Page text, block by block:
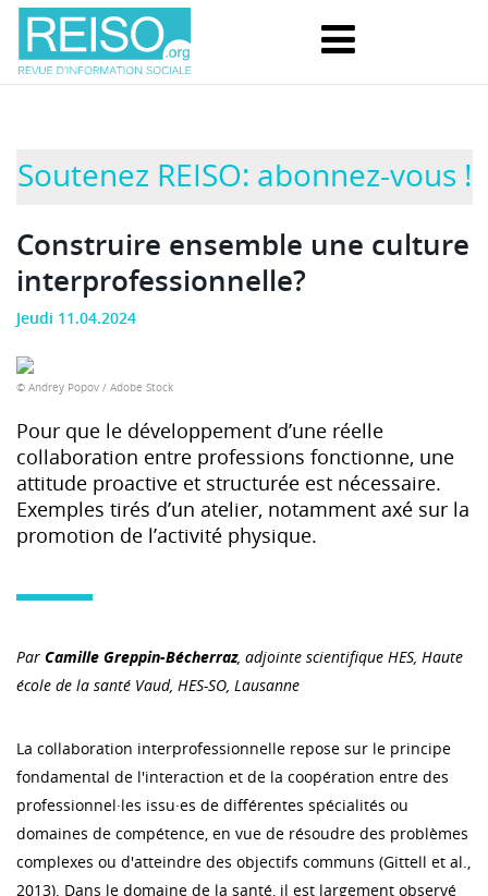
Soutenez REISO: abonnez-vous !
Construire ensemble une culture
interprofessionnelle?
Jeudi 11.04.2024
© Andrey Popov / Adobe Stock
Pour que le développement d’une réelle
collaboration entre professions fonctionne, une
attitude proactive et structurée est nécessaire.
Exemples tirés d’un atelier, notamment axé sur la
promotion de l’activité physique.
Par Camille Greppin-Bécherraz, adjointe scientifique HES, Haute
école de la santé Vaud, HES-SO, Lausanne
La collaboration interprofessionnelle repose sur le principe
fondamental de l'interaction et de la coopération entre des
professionnel·les issu·es de différentes spécialités ou
domaines de compétence, en vue de résoudre des problèmes
complexes ou d'atteindre des objectifs communs (Gittell et al.,
2013). Dans le domaine de la santé, il est largement observé